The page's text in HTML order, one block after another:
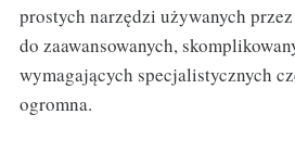
prostych narzędzi używanych
do zaawansowanych,
wymagających specjalistycznych
ogromna.